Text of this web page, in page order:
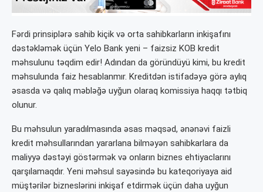
Fərdi prinsiplərə sahib kiçik və orta sahibkarların inkişafını
dəstəkləmək üçün Yelo Bank yeni – faizsiz KOB kredit
məhsulunu təqdim edir! Adından da göründüyü kimi, bu kredit
məhsulunda faiz hesablanmır. Kreditdən istifadəyə görə aylıq
əsasda və qalıq məbləğə uyğun olaraq komissiya haqqı tətbiq
olunur.
Bu məhsulun yaradılmasında əsas məqsəd, ənənəvi faizli
kredit məhsullarından yararlana bilməyən sahibkarlara da
maliyyə dəstəyi göstərmək və onların biznes ehtiyaclarını
qarşılamaqdır. Yeni məhsul sayəsində bu kateqoriyaya aid
müştərilər bizneslərini inkişaf etdirmək üçün daha uyğun